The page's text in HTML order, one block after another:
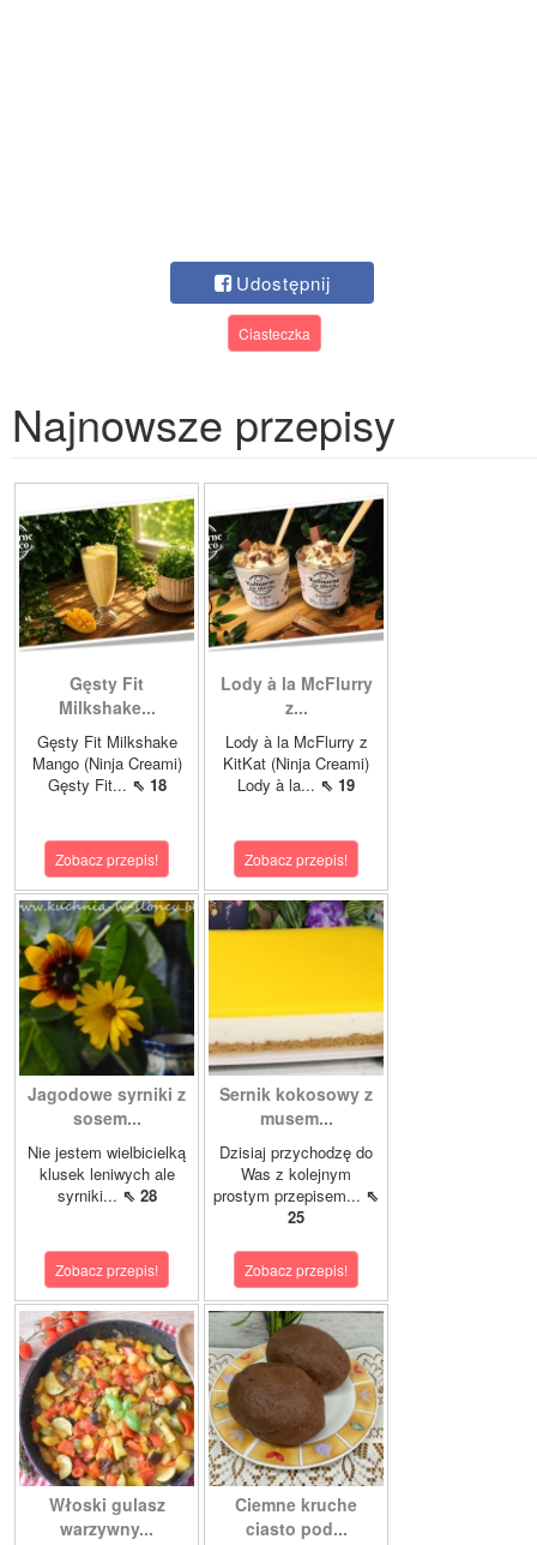
Udostępnij
Ciasteczka
Najnowsze przepisy
Gęsty Fit
Milkshake...
Gęsty Fit Milkshake
Mango (Ninja Creami)
Gęsty Fit... ⇖ 18
Zobacz przepis!
Lody à la McFlurry
z...
Lody à la McFlurry z
KitKat (Ninja Creami)
Lody à la... ⇖ 19
Zobacz przepis!
Jagodowe syrniki z
sosem...
Nie jestem wielbicielką
klusek leniwych ale
syrniki... ⇖ 28
Zobacz przepis!
Sernik kokosowy z
musem...
Dzisiaj przychodzę do
Was z kolejnym
prostym przepisem... ⇖
25
Zobacz przepis!
Włoski gulasz
warzywny...
Ciemne kruche
ciasto pod...